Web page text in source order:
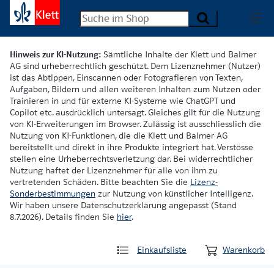
Hinweis zur KI-Nutzung: Sämtliche Inhalte der Klett und Balmer
AG sind urheberrechtlich geschützt. Dem Lizenznehmer (Nutzer)
ist das Abtippen, Einscannen oder Fotografieren von Texten,
Aufgaben, Bildern und allen weiteren Inhalten zum Nutzen oder
Trainieren in und für externe KI-Systeme wie ChatGPT und
Copilot etc. ausdrücklich untersagt. Gleiches gilt für die Nutzung
von KI-Erweiterungen im Browser. Zulässig ist ausschliesslich die
Nutzung von KI-Funktionen, die die Klett und Balmer AG
bereitstellt und direkt in ihre Produkte integriert hat. Verstösse
stellen eine Urheberrechtsverletzung dar. Bei widerrechtlicher
Nutzung haftet der Lizenznehmer für alle von ihm zu
vertretenden Schäden. Bitte beachten Sie die Lizenz-
Sonderbestimmungen zur Nutzung von künstlicher Intelligenz.
Wir haben unsere Datenschutzerklärung angepasst (Stand
8.7.2026). Details finden Sie hier.
Einkaufsliste Warenkorb